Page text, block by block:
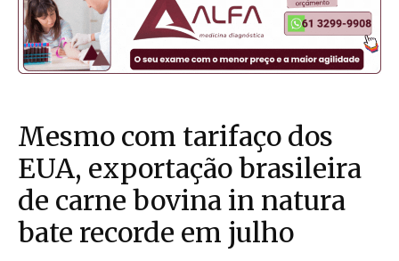
Mesmo com tarifaço dos
EUA, exportação brasileira
de carne bovina in natura
bate recorde em julho